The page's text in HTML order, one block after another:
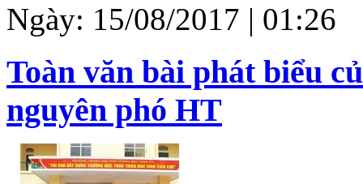
Ngày: 15/08/2017 | 01:26
Toàn văn bài phát biểu
nguyên phó HT